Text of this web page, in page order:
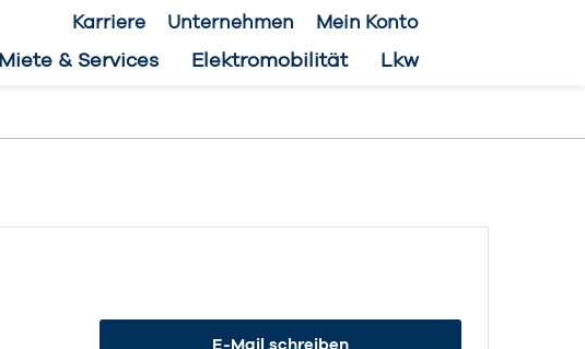
Karriere Unternehmen Mein Konto
Miete & Services Elektromobilität Lkw
E-Mail schreiben